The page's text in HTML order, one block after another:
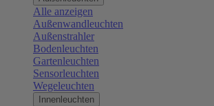
Alle anzeigen
Außenwandleuchten
Außenstrahler
Bodenleuchten
Gartenleuchten
Sensorleuchten
Wegeleuchten
Innenleuchten